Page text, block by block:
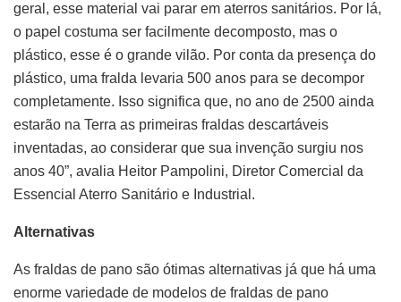
geral, esse material vai parar em aterros sanitários. Por lá,
o papel costuma ser facilmente decomposto, mas o
plástico, esse é o grande vilão. Por conta da presença do
plástico, uma fralda levaria 500 anos para se decompor
completamente. Isso significa que, no ano de 2500 ainda
estarão na Terra as primeiras fraldas descartáveis
inventadas, ao considerar que sua invenção surgiu nos
anos 40”, avalia Heitor Pampolini, Diretor Comercial da
Essencial Aterro Sanitário e Industrial.
Alternativas
As fraldas de pano são ótimas alternativas já que há uma
enorme variedade de modelos de fraldas de pano